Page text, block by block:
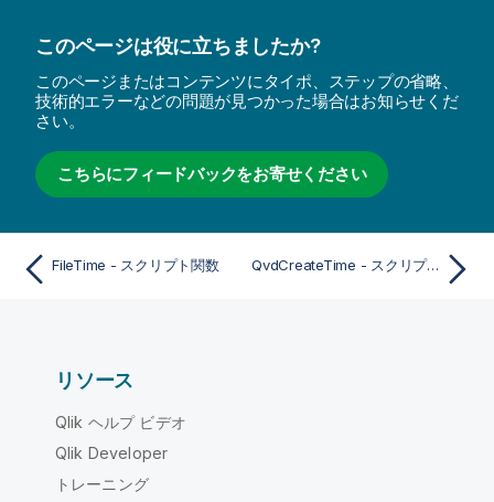
このページは役に立ちましたか?
このページまたはコンテンツにタイポ、ステップの省略、
技術的エラーなどの問題が見つかった場合はお知らせくだ
さい。
こちらにフィードバックをお寄せください
FileTime - スクリプト関数 QvdCreateTime - スクリプト関数
リソース
Qlik ヘルプ ビデオ
Qlik Developer
トレーニング